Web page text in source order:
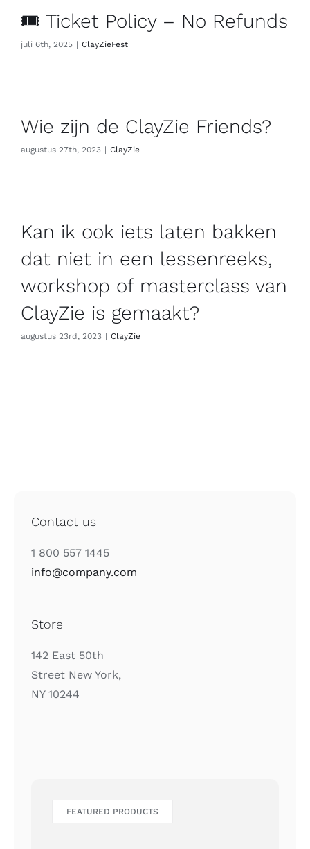
🎟 Ticket Policy – No Refunds
juli 6th, 2025 | ClayZieFest
Wie zijn de ClayZie Friends?
augustus 27th, 2023 | ClayZie
Kan ik ook iets laten bakken
dat niet in een lessenreeks,
workshop of masterclass van
ClayZie is gemaakt?
augustus 23rd, 2023 | ClayZie
Contact us
1 800 557 1445
info@company.com
Store
142 East 50th
Street New York,
NY 10244
FEATURED PRODUCTS